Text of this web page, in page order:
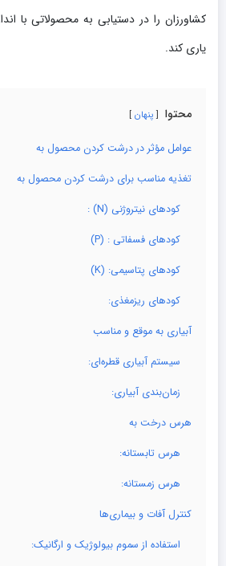
کشاورزان را در دستیابی به محصولاتی با
یاری کند.
محتوا پنهان
عوامل مؤثر در درشت کردن محصول به
تغذیه مناسب برای درشت کردن محصول به
کودهای نیتروژنی (N) :
کودهای فسفاتی : (P)
کودهای پتاسیمی: (K)
کودهای ریزمغذی:
آبیاری به موقع و مناسب
سیستم آبیاری قطره‌ای:
زمان‌بندی آبیاری:
هرس درخت به
هرس تابستانه:
هرس زمستانه:
کنترل آفات و بیماری‌ها
استفاده از سموم بیولوژیک و ارگانیک: